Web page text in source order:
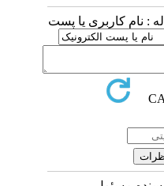
: نام کاربری یا پست